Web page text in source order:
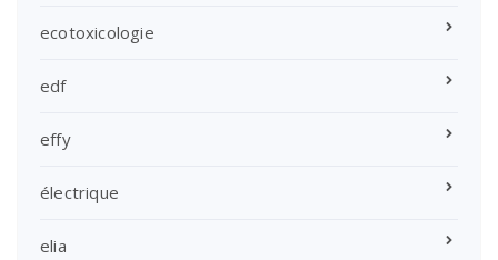
ecotoxicologie
edf
effy
électrique
elia